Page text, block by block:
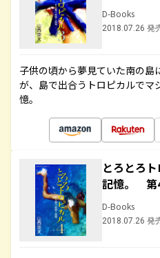
D-Books
2018.07.26 発
子供の頃から夢見ていた南の
が、島で出合うトロピカルでマ
憶。
とろとろ
記憶。 第
D-Books
2018.07.26 発